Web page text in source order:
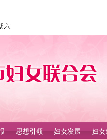
六
思想引领 妇女发展 妇女